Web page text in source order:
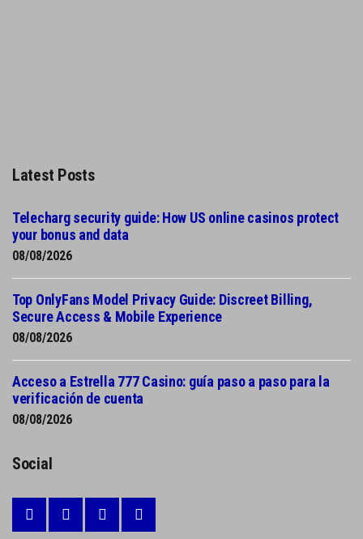
Latest Posts
Telecharg security guide: How US online casinos protect
your bonus and data
08/08/2026
Top OnlyFans Model Privacy Guide: Discreet Billing,
Secure Access & Mobile Experience
08/08/2026
Acceso a Estrella 777 Casino: guía paso a paso para la
verificación de cuenta
08/08/2026
Social